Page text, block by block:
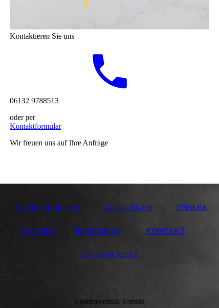
Kontaktieren Sie uns
06132 9788513
oder per
Kontaktformular
Wir freuen uns auf Ihre Anfrage
HOME ELEKTRO LEISTUNGEN UNSERE
PARTNER IMPRESSUM KONTAKT
DATENSCHUTZ
Elektrotechnik Tomski